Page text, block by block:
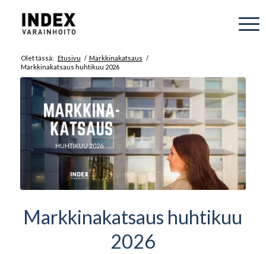
Olet tässä: Etusivu / Markkinakatsaus /
Markkinakatsaus huhtikuu 2026
Markkinakatsaus huhtikuu
2026